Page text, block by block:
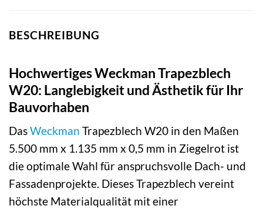
BESCHREIBUNG
Hochwertiges Weckman Trapezblech
W20: Langlebigkeit und Ästhetik für Ihr
Bauvorhaben
DasWeckman Trapezblech W20 in den Maßen
5.500 mm x 1.135 mm x 0,5 mm in Ziegelrot ist
die optimale Wahl für anspruchsvolle Dach- und
Fassadenprojekte. Dieses Trapezblech vereint
höchste Materialqualität mit einer